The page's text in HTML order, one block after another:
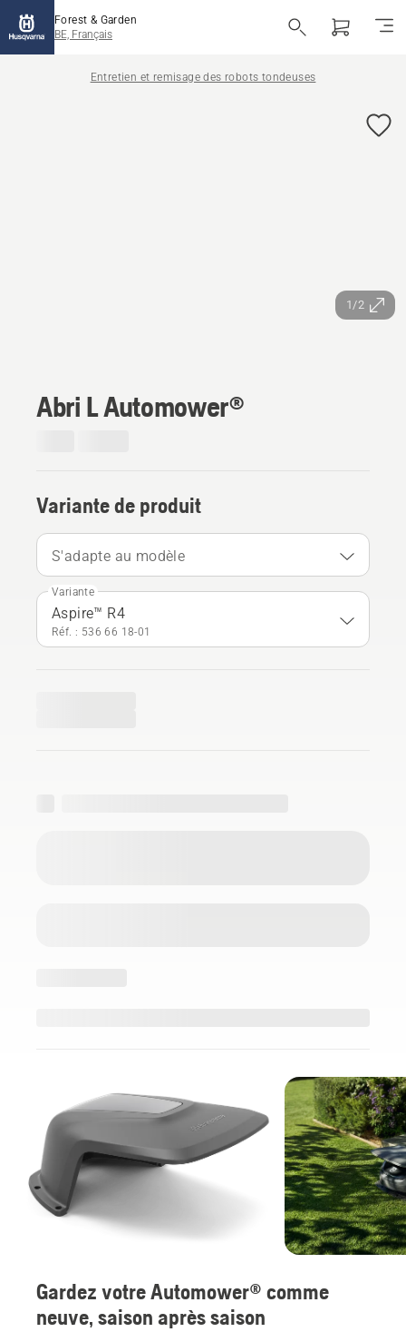
Forest & Garden
BE, Français
Entretien et remisage des robots tondeuses
1/2
Abri L Automower®
Variante de produit
S'adapte au modèle
Variante
Aspire™ R4
Réf. : 536 66 18‑01
Gardez votre Automower® comme
neuve, saison après saison